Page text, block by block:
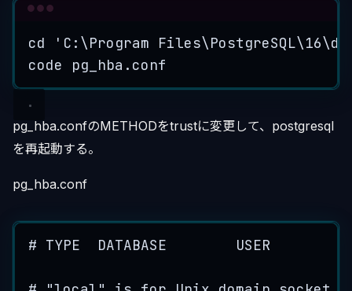
cd ' C:\Program
code
pg_hba.conf
pg_hba.confのMETHODをtrustに変更して、postgresql
を再起動する。
pg_hba.conf
# TYPE  DATABASE        USER